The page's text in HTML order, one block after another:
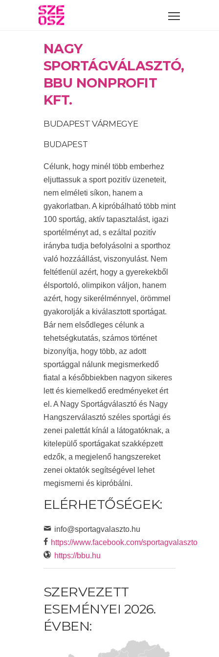
NAGY
SPORTÁGVÁLASZTÓ,
BBU NONPROFIT
KFT.
BUDAPEST VÁRMEGYE
BUDAPEST
Célunk, hogy minél több emberhez
eljuttassuk a sport pozitív üzeneteit,
nem elméleti síkon, hanem a
gyakorlatban. A kipróbálható több mint
100 sportág, aktív tapasztalást, igazi
sportélményt ad, s ezáltal pozitív
irányba tudja befolyásolni a sporthoz
való hozzáállást, viszonyulást. Nem
feltétlenül azért, hogy a gyerekekből
élsportoló, olimpikon váljon, hanem
azért, hogy sikerélménnyel, örömmel
gyakorolják a kiválasztott sportágat.
Bár nem elsődleges célunk a
tehetségkutatás, számos történet
bizonyítja, hogy több, az adott
sportággal nálunk megismerkedő
fiatal a későbbiekben nagyon sikeres
lett és kiemelkedő eredményeket ért
el. A Nagy Sportágválasztó és Nagy
Hangszerválasztó széles sportági és
zenei palettát kínál a látogatóknak, a
kitelepülő sportágakat szakképzett
edzők, a megjelenő hangszereket
zenei oktatók segítségével lehet
megismerni és kipróbálni.
ELÉRHETŐSÉGEK:
info@sportagvalaszto.hu
https://www.facebook.com/sportagvalaszto
https://bbu.hu
SZERVEZETT
ESEMÉNYEI 2026.
ÉVBEN: